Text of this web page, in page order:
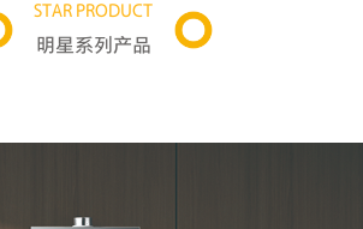
STAR PRODUCT
明星系列产品